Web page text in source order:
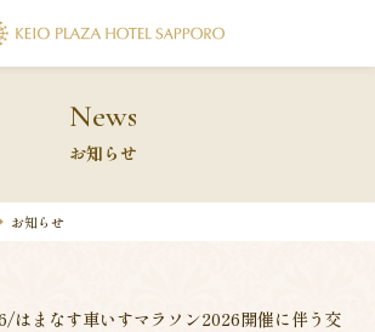
News
お知らせ
お知らせ
はまなす車いすマラソン2026開催に伴う交
フォーム
ールト
あきず